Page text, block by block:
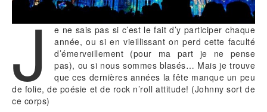
J e ne sais pas si c’est le fait d’y participer chaque
année, ou si en vieillissant on perd cette faculté
d’émerveillement (pour ma part je ne pense
pas), ou si nous sommes blasés… Mais je trouve
que ces dernières années la fête manque un peu
de folie, de poésie et de rock n’roll attitude! (Johnny sort de
ce corps)